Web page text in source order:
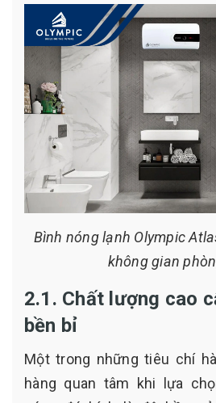
Bình nóng lạnh Olympic
không gian
2.1. Chất lượng cao
bền bỉ
Một trong những tiêu chí
hàng quan tâm khi lựa